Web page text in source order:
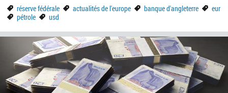
réserve fédérale
actualités de l'europe banque d'angleterre
eur
pétrole
usd